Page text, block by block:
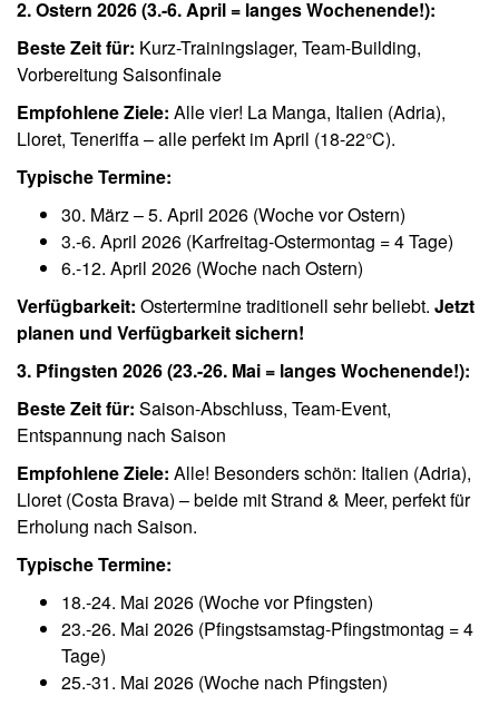
2. Ostern 2026 (3.-6. April = langes Wochenende!):
Beste Zeit für: Kurz-Trainingslager, Team-Building,
Vorbereitung Saisonfinale
Empfohlene Ziele: Alle vier! La Manga, Italien (Adria),
Lloret, Teneriffa – alle perfekt im April (18-22°C).
Typische Termine:
30. März – 5. April 2026 (Woche vor Ostern)
3.-6. April 2026 (Karfreitag-Ostermontag = 4 Tage)
6.-12. April 2026 (Woche nach Ostern)
Verfügbarkeit: Ostertermine traditionell sehr beliebt. Jetzt
planen und Verfügbarkeit sichern!
3. Pfingsten 2026 (23.-26. Mai = langes Wochenende!):
Beste Zeit für: Saison-Abschluss, Team-Event,
Entspannung nach Saison
Empfohlene Ziele: Alle! Besonders schön: Italien (Adria),
Lloret (Costa Brava) – beide mit Strand & Meer, perfekt für
Erholung nach Saison.
Typische Termine:
18.-24. Mai 2026 (Woche vor Pfingsten)
23.-26. Mai 2026 (Pfingstsamstag-Pfingstmontag = 4
Tage)
25.-31. Mai 2026 (Woche nach Pfingsten)